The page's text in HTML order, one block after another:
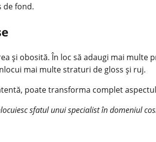
de fond.
și obosită. În loc să adaugi mai
mai multe straturi de gloss și ruj.
poate transforma complet
sfatul unui specialist în domeniul